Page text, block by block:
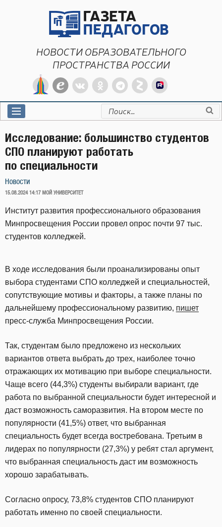
НОВОСТИ ОБРАЗОВАТЕЛЬНОГО
ПРОСТРАНСТВА РОССИИ
Искать:
Исследование: большинство студентов
СПО планируют работать
по специальности
Новости
ОПУБЛИКОВАНО
15.08.2024 14:17 МОЙ УНИВЕРСИТЕТ
Институт развития профессионального образования
Минпросвещения России провел опрос почти 97 тыс.
студентов колледжей.
В ходе исследования были проанализированы опыт
выбора студентами СПО колледжей и специальностей,
сопутствующие мотивы и факторы, а также планы по
дальнейшему профессиональному развитию, пишет
пресс-служба Минпросвещения России.
Так, студентам было предложено из нескольких
вариантов ответа выбрать до трех, наиболее точно
отражающих их мотивацию при выборе специальности.
Чаще всего (44,3%) студенты выбирали вариант, где
работа по выбранной специальности будет интересной и
даст возможность саморазвития. На втором месте по
популярности (41,5%) ответ, что выбранная
специальность будет всегда востребована. Третьим в
лидерах по популярности (27,3%) у ребят стал аргумент,
что выбранная специальность даст им возможность
хорошо зарабатывать.
Согласно опросу, 73,8% студентов СПО планируют
работать именно по своей специальности.